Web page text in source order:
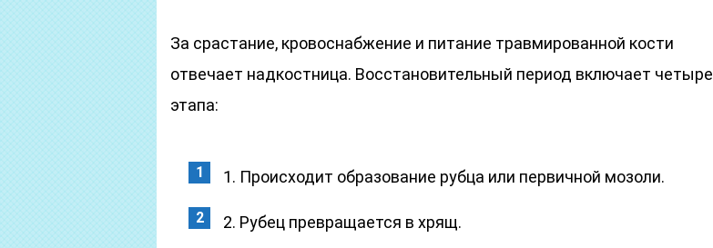
За срастание, кровоснабжение и питание травмированной кости
отвечает надкостница. Восстановительный период включает четыре
этапа:
1. Происходит образование рубца или первичной мозоли.
2. Рубец превращается в хрящ.